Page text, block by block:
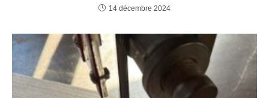
14 décembre 2024